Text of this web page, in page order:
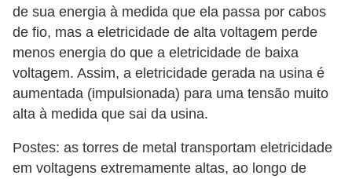
de sua energia à medida que ela passa por cabos
de fio, mas a eletricidade de alta voltagem perde
menos energia do que a eletricidade de baixa
voltagem. Assim, a eletricidade gerada na usina é
aumentada (impulsionada) para uma tensão muito
alta à medida que sai da usina.
Postes: as torres de metal transportam eletricidade
em voltagens extremamente altas, ao longo de